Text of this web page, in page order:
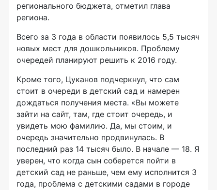
регионального бюджета, отметил глава
региона.
Всего за 3 года в области появилось 5,5 тысяч
новых мест для дошкольников. Проблему
очередей планируют решить к 2016 году.
Кроме того, Цуканов подчеркнул, что сам
стоит в очереди в детский сад и намерен
дождаться получения места. «Вы можете
зайти на сайт, там, где стоит очередь, и
увидеть мою фамилию. Да, мы стоим, и
очередь значительно продвинулась. В
последний раз 14 тысяч было. В начале — 18. Я
уверен, что когда сын соберется пойти в
детский сад не раньше, чем ему исполнится 3
года, проблема с детскими садами в городе